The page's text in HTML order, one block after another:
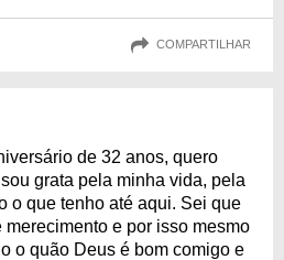
COMPARTILHAR
de 32 anos, quero
grata pela minha vida, pela
o que tenho até aqui. Sei que
e por isso mesmo
o quão Deus é bom comigo e